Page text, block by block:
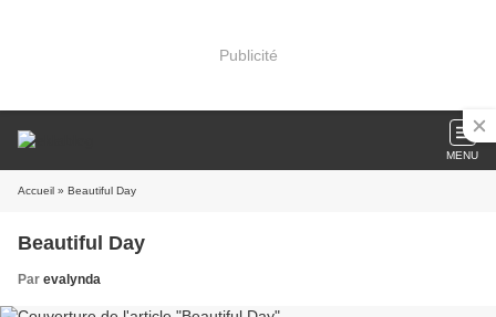
Publicité
MENU
Accueil » Beautiful Day
Beautiful Day
Par evalynda